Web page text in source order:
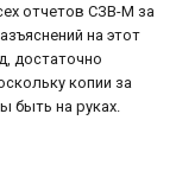
отчетов СЗВ-М за
на этот
достаточно
копии за
быть на руках.